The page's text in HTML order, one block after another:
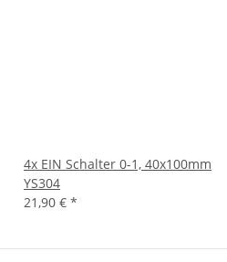
4x EIN Schalter 0-1, 40x100mm
YS304
21,90 € *